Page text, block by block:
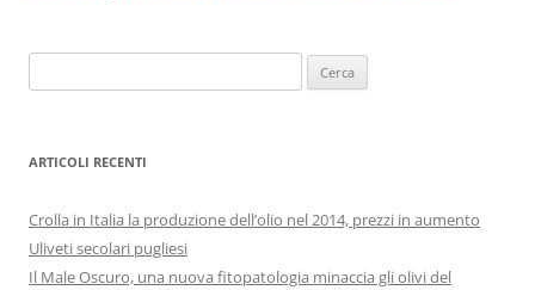
per:
ARTICOLI RECENTI
Crolla in Italia la produzione dell’olio nel 2014, prezzi in aumento
Uliveti secolari pugliesi
Il Male Oscuro, una nuova fitopatologia minaccia gli olivi del